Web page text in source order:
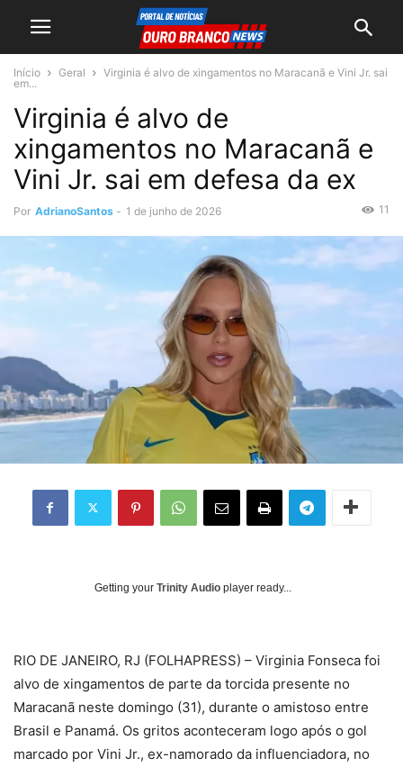
Início Geral
Virginia é alvo de xingamentos no Maracanã e Vini Jr. sai
em...
Virginia é alvo de
xingamentos no Maracanã e
Vini Jr. sai em defesa da ex
Por AdrianoSantos - 1 de junho de 2026 11
Getting your Trinity Audio player ready...
RIO DE JANEIRO, RJ (FOLHAPRESS) – Virginia Fonseca foi
alvo de xingamentos de parte da torcida presente no
Maracanã neste domingo (31), durante o amistoso entre
Brasil e Panamá. Os gritos aconteceram logo após o gol
marcado por Vini Jr., ex-namorado da influenciadora, no